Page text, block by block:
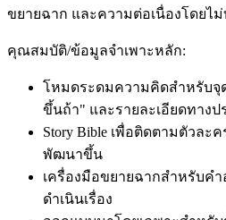
ขยายฉาก และความต่อเนื่องโดยไ
คุณสมบัติ/ข้อมูลจำเพาะหลัก:
โหมดระดมความคิดสำหรับจุ
ขึ้นถ้า" และรายละเอียดทาง
Story Bible เพื่อติดตามตัวละ
พัฒนาขึ้น
เครื่องมือขยายฉากสำหรับค
ดำเนินเรื่อง